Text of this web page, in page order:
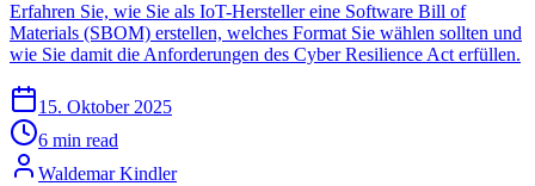
Erfahren Sie, wie Sie als IoT-Hersteller eine Software Bill of
Materials (SBOM) erstellen, welches Format Sie wählen sollten und
wie Sie damit die Anforderungen des Cyber Resilience Act erfüllen.
15. Oktober 2025
6 min read
Waldemar Kindler